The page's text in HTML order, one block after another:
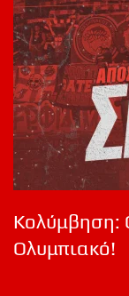
Κολύμβηση:
Ολυμπιακό!